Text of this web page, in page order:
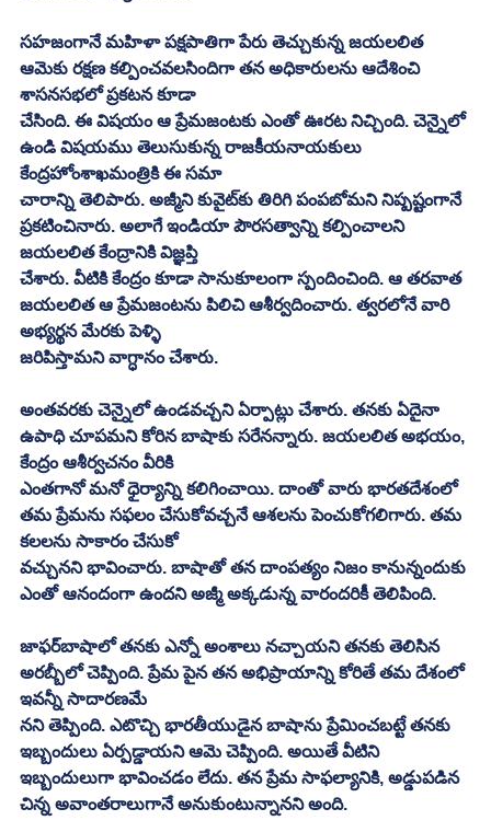
సహజంగానే మహిళా పక్షపాతిగా పేరు తెచ్చుకున్న జయలలిత
ఆమెకు రక్షణ కల్పించవలసిందిగా తన అధికారులను ఆదేశించి
శాసనసభలో ప్రకటన కూడా
చేసింది. ఈ విషయం ఆ ప్రేమజంటకు ఎంతో ఊరట నిచ్చింది. చెన్నైలో
ఉండి విషయము తెలుసుకున్న రాజకీయనాయకులు
కేంద్రహోంశాఖమంత్రికి ఈ సమా
చారాన్ని తెలిపారు. అజ్మీని కువైట్‌కు తిరిగి పంపబోమని నిష్పష్టంగానే
ప్రకటించినారు. అలాగే ఇండియా పౌరసత్వాన్ని కల్పించాలని
జయలలిత కేంద్రానికి విజ్ఞప్తి
చేశారు. వీటికి కేంద్రం కూడా సానుకూలంగా స్పందించింది. ఆ తరవాత
జయలలిత ఆ ప్రేమజంటను పిలిచి ఆశీర్వదించారు. త్వరలోనే వారి
అభ్యర్థన మేరకు పెళ్ళి
జరిపిస్తామని వాగ్ధానం చేశారు.
అంతవరకు చెన్నైలో ఉండవచ్చని ఏర్పాట్లు చేశారు. తనకు ఏదైనా
ఉపాధి చూపమని కోరిన బాషాకు సరేనన్నారు. జయలలిత అభయం,
కేంద్రం ఆశీర్వచనం వీరికి
ఎంతగానో మనో ధైర్యాన్ని కలిగించాయి. దాంతో వారు భారతదేశంలో
తమ ప్రేమను సఫలం చేసుకోవచ్చనే ఆశలను పెంచుకోగలిగారు. తమ
కలలను సాకారం చేసుకో
వచ్చునని భావించారు. బాషాతో తన దాంపత్యం నిజం కానున్నందుకు
ఎంతో ఆనందంగా ఉందని అజ్మీ అక్కడున్న వారందరికీ తెలిపింది.
జాఫర్‌బాషాలో తనకు ఎన్నో అంశాలు నచ్చాయని తనకు తెలిసిన
అరబ్బీలో చెప్పింది. ప్రేమ పైన తన అభిప్రాయాన్ని కోరితే తమ దేశంలో
ఇవన్నీ సాదారణమే
నని తెప్పింది. ఎటొచ్చి భారతీయుడైన బాషాను ప్రేమించబట్టే తనకు
ఇబ్బందులు ఏర్పడ్డాయని ఆమె చెప్పింది. అయితే వీటిని
ఇబ్బందులుగా భావించడం లేదు. తన ప్రేమ సాఫల్యానికి, అడ్డుపడిన
చిన్న అవాంతరాలుగానే అనుకుంటున్నానని అంది.